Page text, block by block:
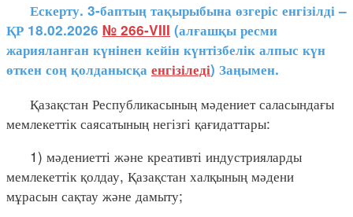
Ескерту. 3-баптың тақырыбына өзгеріс енгізілді –
ҚР 18.02.2026 № 266-VIII (алғашқы ресми
жарияланған күнінен кейін күнтізбелік алпыс күн
өткен соң қолданысқа енгізіледі) Заңымен.
Қазақстан Республикасының мәдениет саласындағы
мемлекеттік саясатының негізгі қағидаттары:
1) мәдениетті және креативті индустрияларды
мемлекеттік қолдау, Қазақстан халқының мәдени
мұрасын сақтау және дамыту;